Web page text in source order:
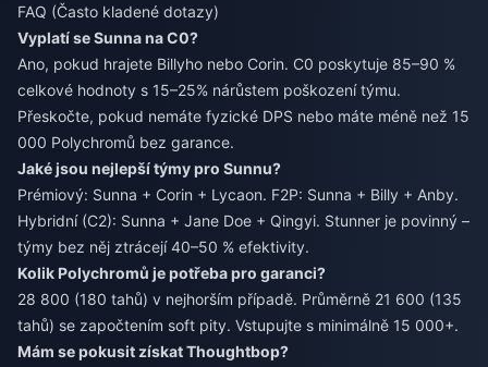
FAQ (Často kladené dotazy)
Vyplatí se Sunna na C0?
Ano, pokud hrajete Billyho nebo Corin. C0 poskytuje 85–90 %
celkové hodnoty s 15–25% nárůstem poškození týmu.
Přeskočte, pokud nemáte fyzické DPS nebo máte méně než 15
000 Polychromů bez garance.
Jaké jsou nejlepší týmy pro Sunnu?
Prémiový: Sunna + Corin + Lycaon. F2P: Sunna + Billy + Anby.
Hybridní (C2): Sunna + Jane Doe + Qingyi. Stunner je povinný –
týmy bez něj ztrácejí 40–50 % efektivity.
Kolik Polychromů je potřeba pro garanci?
28 800 (180 tahů) v nejhorším případě. Průměrně 21 600 (135
tahů) se započtením soft pity. Vstupujte s minimálně 15 000+.
Mám se pokusit získat Thoughtbop?